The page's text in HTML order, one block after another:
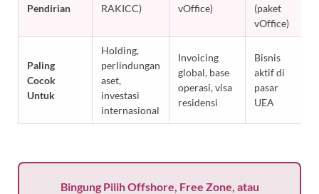
Pendirian
RAKICC)
vOffice)
(paket
vOffice)
Paling
Cocok
Untuk
Holding,
perlindungan
aset,
investasi
internasional
Invoicing
global, base
operasi, visa
residensi
Bisnis
aktif di
pasar
UEA
Bingung Pilih Offshore, Free Zone, atau